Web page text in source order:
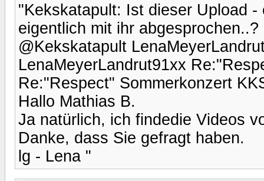
"Kekskatapult: Ist dieser Upload
eigentlich mit ihr
@Kekskatapult
LenaMeyerLandrut91xx
Re:"Respect" Sommerkonzert
Hallo Mathias B.
Ja natürlich, ich findedie Videos
Danke, dass Sie gefragt haben.
lg - Lena "